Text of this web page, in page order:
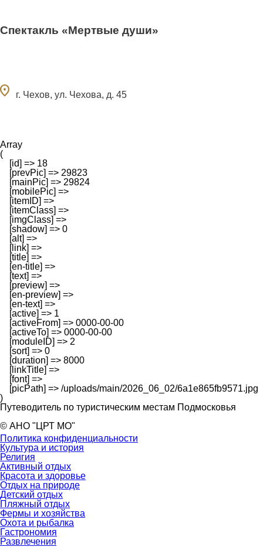
Спектакль «Мертвые души»
г. Чехов, ул. Чехова, д. 45
Array
(
    [id] => 18
    [prevPic] => 29823
    [mainPic] => 29824
    [mobilePic] =>
    [itemID] =>
    [itemClass] =>
    [imgClass] =>
    [shadow] => 0
    [alt] =>
    [link] =>
    [title] =>
    [en-title] =>
    [text] =>
    [preview] =>
    [en-preview] =>
    [en-text] =>
    [active] => 1
    [activeFrom] => 0000-00-00
    [activeTo] => 0000-00-00
    [moduleID] => 2
    [sort] => 0
    [duration] => 8000
    [linkTitle] =>
    [font] =>
    [picPath] => /uploads/main/2026_06_02/6a1e865fb9571.jpg
Путеводитель по туристическим местам Подмосковья
© АНО "ЦРТ МО"
Политика конфиденциальности
Культура и история
Религия
Активный отдых
Красота и здоровье
Отдых на природе
Детский отдых
Пляжный отдых
Фермы и хозяйства
Охота и рыбалка
Гастрономия
Развлечения